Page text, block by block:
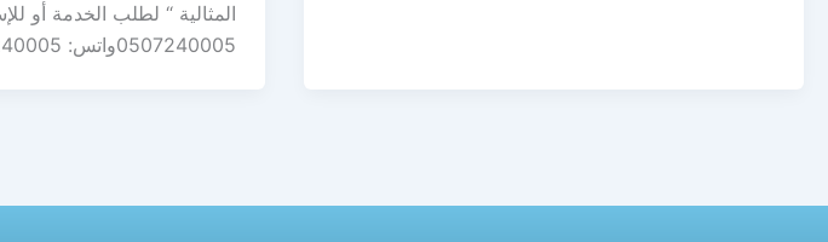
المثالية “ لطلب الخدمة أو
0507240005واتس: 0507240005